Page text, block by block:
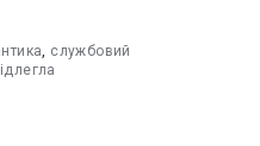
, службовий